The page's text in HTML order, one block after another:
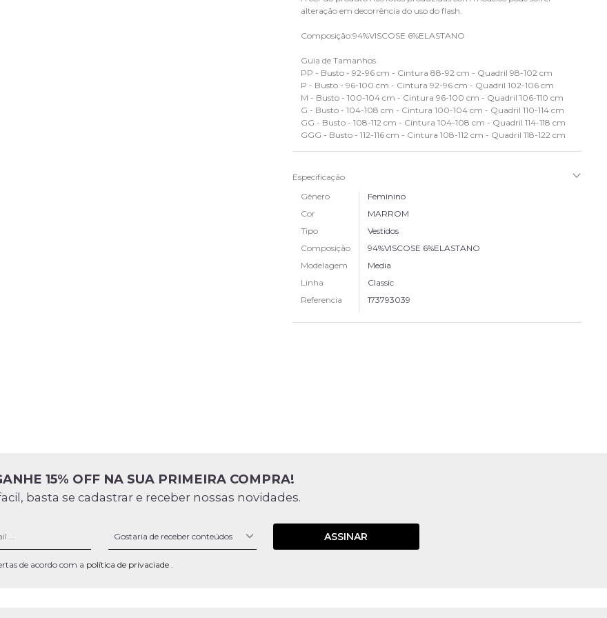
alteração em decorrência do uso do flash.
Composição:94%VISCOSE 6%ELASTANO
Guia de Tamanhos
PP - Busto - 92-96 cm - Cintura 88-92 cm - Quadril 98-102 cm
P - Busto - 96-100 cm - Cintura 92-96 cm - Quadril 102-106 cm
M - Busto - 100-104 cm - Cintura 96-100 cm - Quadril 106-110 cm
G - Busto - 104-108 cm - Cintura 100-104 cm - Quadril 110-114 cm
GG - Busto - 108-112 cm - Cintura 104-108 cm - Quadril 114-118 cm
GGG - Busto - 112-116 cm - Cintura 108-112 cm - Quadril 118-122 cm
Especificação
Gênero
Feminino
Cor
MARROM
Tipo
Vestidos
Composição
94%VISCOSE 6%ELASTANO
Modelagem
Media
Linha
Classic
Referencia
173793039
15% OFF NA SUA PRIMEIRA COMPRA!
basta se cadastrar e receber nossas novidades.
ASSINAR
de acordo com a política de privaciade .